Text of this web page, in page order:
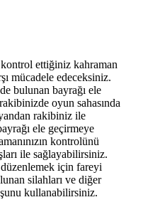
ettiğiniz kahraman
mücadele edeceksiniz.
bulunan bayrağı ele
oyun sahasında
rakibiniz ile
ele geçirmeye
kontrolünü
ile sağlayabilirsiniz.
düzenlemek için fareyi
silahları ve diğer
kullanabilirsiniz.